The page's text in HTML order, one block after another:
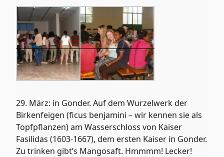
29. März: in Gonder. Auf dem Wurzelwerk der
Birkenfeigen (ficus benjamini – wir kennen sie als
Topfpflanzen) am Wasserschloss von Kaiser
Fasilidas (1603-1667), dem ersten Kaiser in Gonder.
Zu trinken gibt’s Mangosaft. Hmmmm! Lecker!